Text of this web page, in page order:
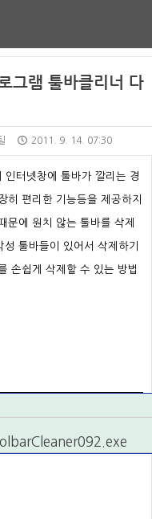
그램 툴바클리너 다
2011. 9. 14. 07:30
인터넷창에 툴바가 깔리는 경
히 편리한 기능등을 제공하지
문에 원치 않는 툴바를 삭제
툴바들이 있어서 삭제하기
손쉽게 삭제할 수 있는 방법